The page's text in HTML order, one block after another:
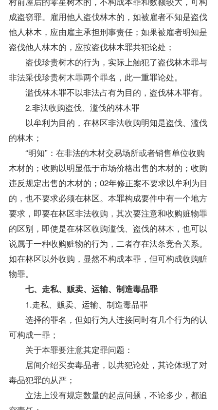
成盗窃罪。雇用他人盗伐林木的，如被雇者不知是盗伐
他人林木，应由雇主承担刑事责任；如果被雇者明知是
盗伐他人林木的，应按盗伐林木罪共犯论处；
盗伐珍贵树木的行为，实际上触犯了盗伐林木罪与
非法采伐珍贵树木罪两个罪名，此一重罪论处。
滥伐林木罪不以非法占有为目的，盗伐林木罪有。
2.非法收购盗伐、滥伐的林木罪
以牟利为目的，在林区非法收购明知是盗伐、滥伐
的林木；
“明知”：在非法的木材交易场所或者销售单位收购
木材的；收购以明显低于市场价格出售的木材的；收购
违反规定出售的木材的；02年修正案不要求以牟利为目
的，也不要求必须在林区。本罪构成要件中有一个地方
要求，即要在林区非法收购，其次要注意和收购赃物罪
的区别，即使是在林区收购滥伐、盗伐的林木，也可以
说属于一种收购赃物的行为，二者存在法条竞合关系。
如在林区以外收购，显然不构成本罪，但可构成收购赃
物罪。
七、走私、贩卖、运输、制造毒品罪
1.走私、贩卖、运输、制造毒品罪
选择的罪名，但如行为人连接同时有几个行为的认
可构成一罪；
关于本罪要注意其定罪问题：
居间介绍买卖毒品者，以共犯论处，其论体现了对
毒品犯罪的从严；
立法上没有规定数量的起点问题，不论多少，都追